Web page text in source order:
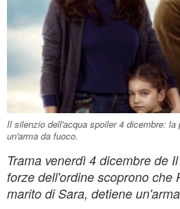
Il silenzio dell'acqua spoiler 4 dicembre:
un'arma da fuoco.
Trama venerdì 4 dicembre de
forze dell'ordine scoprono che
marito di Sara, detiene